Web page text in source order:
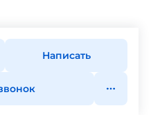
Написать